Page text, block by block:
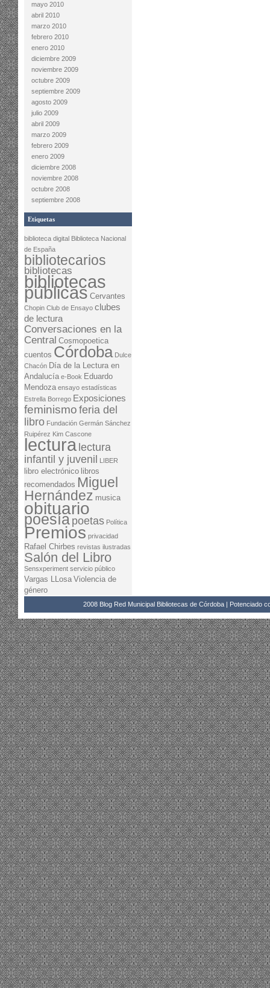
mayo 2010
abril 2010
marzo 2010
febrero 2010
enero 2010
diciembre 2009
noviembre 2009
octubre 2009
septiembre 2009
agosto 2009
julio 2009
abril 2009
marzo 2009
febrero 2009
enero 2009
diciembre 2008
noviembre 2008
octubre 2008
septiembre 2008
Etiquetas
biblioteca digital Biblioteca Nacional
de España
bibliotecarios
bibliotecas
bibliotecas
públicas Cervantes
Chopin Club de Ensayo clubes
de lectura
Conversaciones en la
Central Cosmopoetica
cuentos Córdoba Dulce
Chacón Día de la Lectura en
Andalucía e-Book Eduardo
Mendoza ensayo estadísticas
Estrella Borrego Exposiciones
feminismo feria del
libro Fundación Germán Sánchez
Ruipérez Kim Cascone
lectura lectura
infantil y juvenil
LIBER
libro electrónico libros
recomendados Miguel
Hernández musica
obituario
poesía poetas Política
Premios privacidad
Rafael Chirbes revistas ilustradas
Salón del Libro
Sensxperiment servicio público
Vargas LLosa Violencia de
género
2008 Blog Red Municipal Bibliotecas de Córdoba | Potenciado